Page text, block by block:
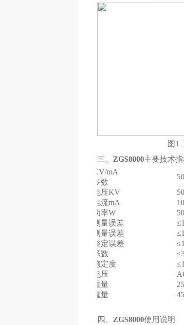
图 1
三、 ZGS8000主要技术
KV/mA
技术参数
输出电压KV 50
输出电流mA
输出功率W
电压测量误差
≤
电流测量误差
≤
过压整定误差
≤
纹波系数
≤
电压稳定度
≤
电源电压
机箱重量
倍压重量
四、 ZGS8000使用说明